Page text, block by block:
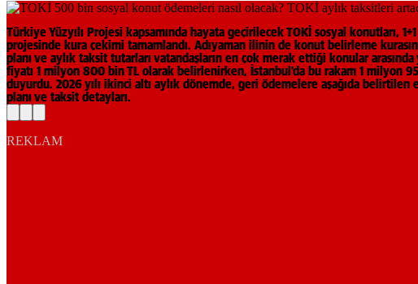
Türkiye Yüzyılı Projesi kapsamında hayata geçirilecek TOKİ sosyal
projesinde kura çekimi tamamlandı. Adıyaman ilinin de konut belirleme
planı ve aylık taksit tutarları vatandaşların en çok merak ettiği konular
fiyatı 1 milyon 800 bin TL olarak belirlenirken, İstanbul’da bu rakam 1 milyon
duyurdu. 2026 yılı ikinci altı aylık dönemde, geri ödemelere aşağıda
planı ve taksit detayları.
REKLAM